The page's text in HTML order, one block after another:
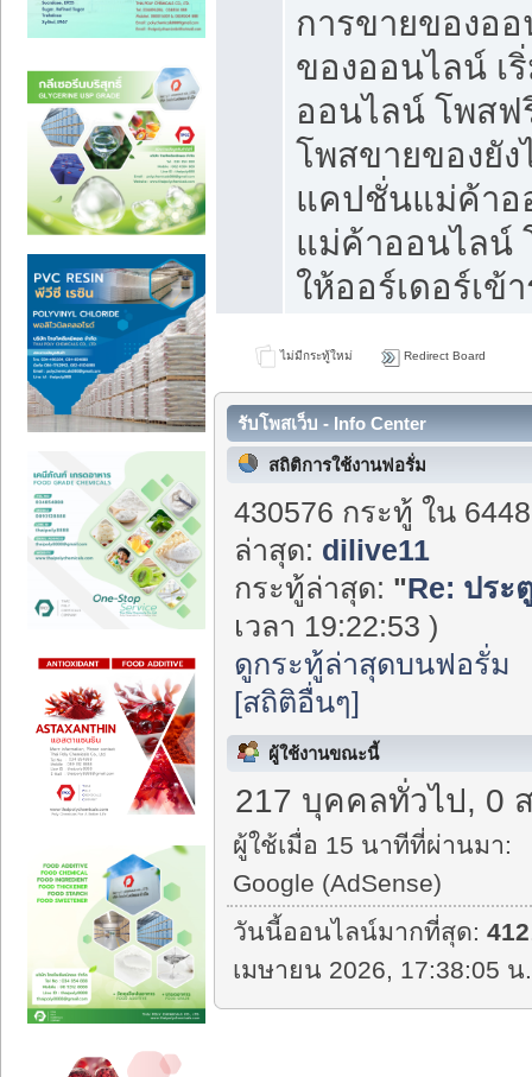
การขายของอ
ของออนไลน์ เ
ออนไลน์ โพส
โพสขายของยัง
แคปชั่นแม่ค้า
แม่ค้าออนไลน์
ให้ออร์เดอร์เข้
ไม่มีกระทู้ใหม่ Redirect Board
รับโพสเว็บ - Info Center
สถิติการใช้งานฟอรั่ม
430576 กระทู้ ใน
ล่าสุด: dilive11
กระทู้ล่าสุด: "Re: ประ
เวลา 19:22:53 )
ดูกระทู้ล่าสุดบนฟอรั่ม
[สถิติอื่นๆ]
ผู้ใช้งานขณะนี้
217 บุคคลทั่วไป, 0
ผู้ใช้เมื่อ 15 นาทีที่ผ่านมา:
Google (AdSense)
วันนี้ออนไลน์มากที่สุด:412
เมษายน 2026, 17:38:05 น